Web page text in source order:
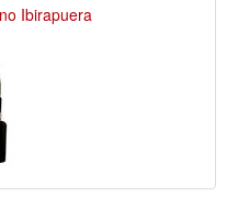
Ibirapuera